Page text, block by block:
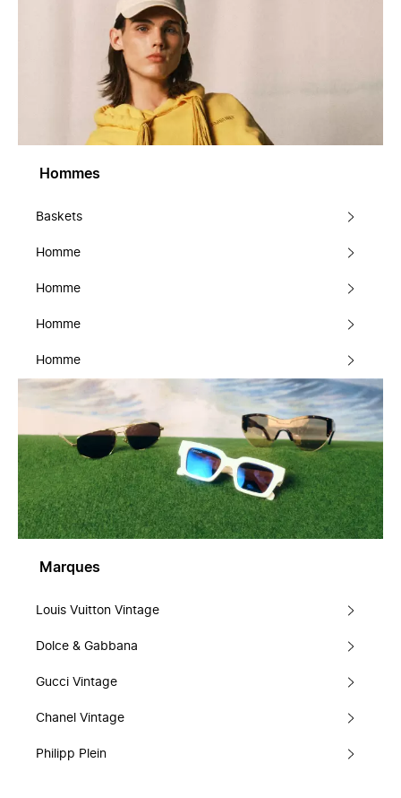
Hommes
Baskets
Homme
Homme
Homme
Homme
Marques
Louis Vuitton Vintage
Dolce & Gabbana
Gucci Vintage
Chanel Vintage
Philipp Plein